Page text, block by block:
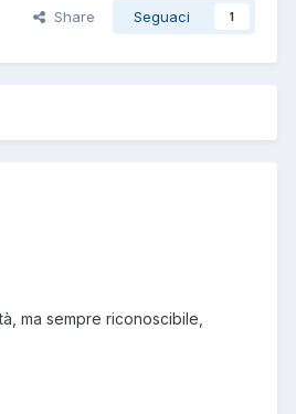
Share Seguaci 1
ma sempre riconoscibile,